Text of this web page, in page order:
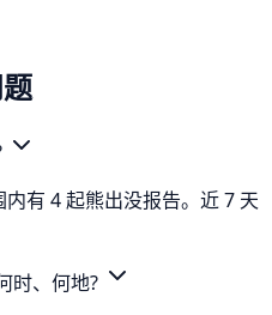
有 4 起熊出没报告。近 7 天
时、何地?